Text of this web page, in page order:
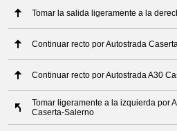
Tomar la salida ligeramente a la
Continuar recto por Autostrada
Continuar recto por Autostrada A30
Tomar ligeramente a la izquierda por
Caserta-Salerno